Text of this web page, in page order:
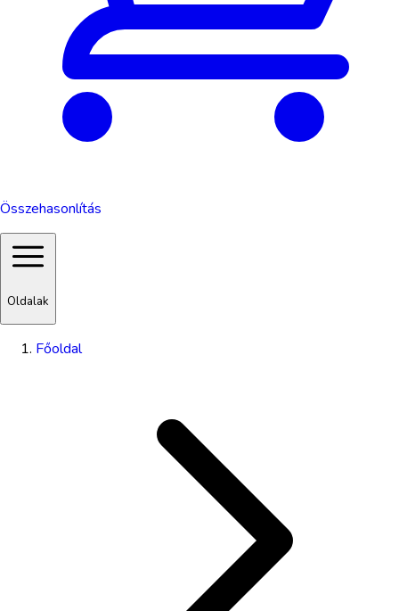
Összehasonlítás
Oldalak
Főoldal